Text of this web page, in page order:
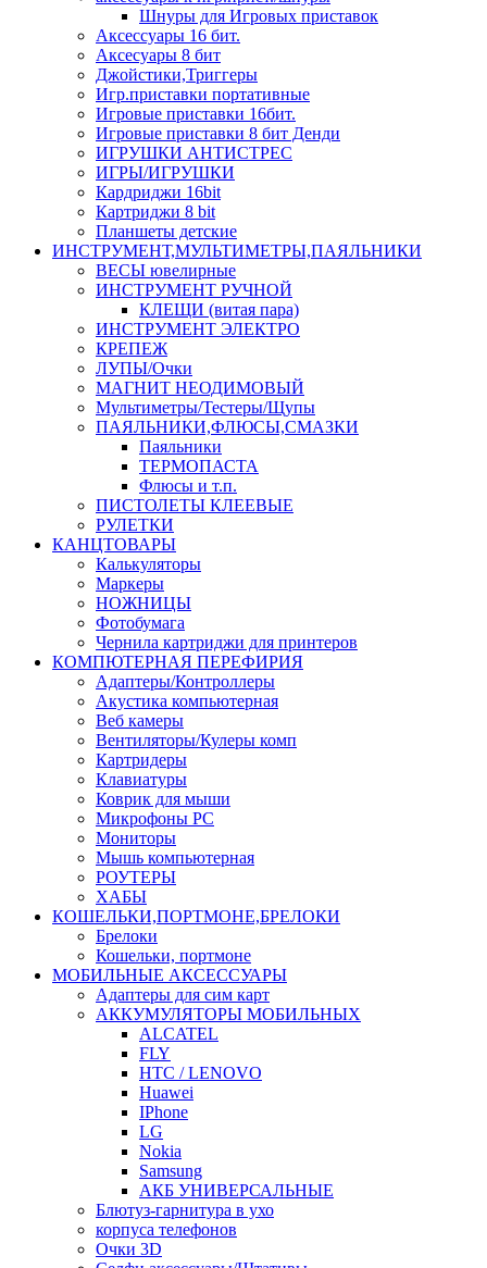
Шнуры для Игровых приставок
Аксессуары 16 бит.
Аксесуары 8 бит
Джойстики,Триггеры
Игр.приставки портативные
Игровые приставки 16бит.
Игровые приставки 8 бит Денди
ИГРУШКИ АНТИСТРЕС
ИГРЫ/ИГРУШКИ
Кардриджи 16bit
Картриджи 8 bit
Планшеты детские
ИНСТРУМЕНТ,МУЛЬТИМЕТРЫ,ПАЯЛЬНИКИ
ВЕСЫ ювелирные
ИНСТРУМЕНТ РУЧНОЙ
КЛЕЩИ (витая пара)
ИНСТРУМЕНТ ЭЛЕКТРО
КРЕПЕЖ
ЛУПЫ/Очки
МАГНИТ НЕОДИМОВЫЙ
Мультиметры/Тестеры/Щупы
ПАЯЛЬНИКИ,ФЛЮСЫ,СМАЗКИ
Паяльники
ТЕРМОПАСТА
Флюсы и т.п.
ПИСТОЛЕТЫ КЛЕЕВЫЕ
РУЛЕТКИ
КАНЦТОВАРЫ
Калькуляторы
Маркеры
НОЖНИЦЫ
Фотобумага
Чернила картриджи для принтеров
КОМПЮТЕРНАЯ ПЕРЕФИРИЯ
Адаптеры/Контроллеры
Акустика компьютерная
Веб камеры
Вентиляторы/Кулеры комп
Картридеры
Клавиатуры
Коврик для мыши
Микрофоны PC
Мониторы
Мышь компьютерная
РОУТЕРЫ
ХАБЫ
КОШЕЛЬКИ,ПОРТМОНЕ,БРЕЛОКИ
Брелоки
Кошельки, портмоне
МОБИЛЬНЫЕ АКСЕССУАРЫ
Адаптеры для сим карт
АККУМУЛЯТОРЫ МОБИЛЬНЫХ
ALCATEL
FLY
HTC / LENOVO
Huawei
IPhone
LG
Nokia
Samsung
АКБ УНИВЕРСАЛЬНЫЕ
Блютуз-гарнитура в ухо
корпуса телефонов
Очки 3D